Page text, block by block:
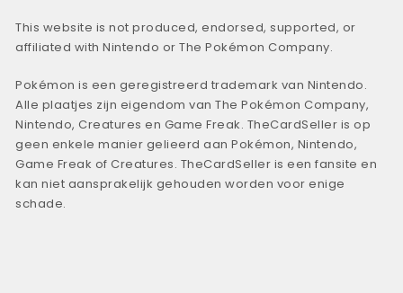
This website is not produced, endorsed, supported, or
affiliated with Nintendo or The Pokémon Company.
Pokémon is een geregistreerd trademark van Nintendo.
Alle plaatjes zijn eigendom van The Pokémon Company,
Nintendo, Creatures en Game Freak. TheCardSeller is op
geen enkele manier gelieerd aan Pokémon, Nintendo,
Game Freak of Creatures. TheCardSeller is een fansite en
kan niet aansprakelijk gehouden worden voor enige
schade.